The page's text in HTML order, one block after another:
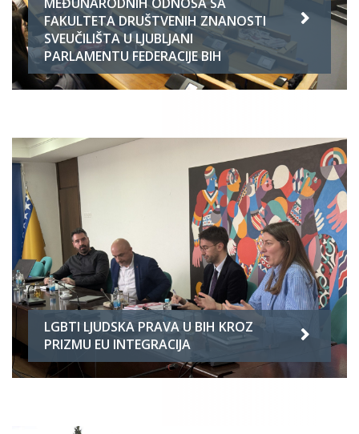
FAKULTETA DRUŠTVENIH ZNANOSTI
SVEUČILIŠTA U LJUBLJANI
PARLAMENTU FEDERACIJE BIH
LGBTI LJUDSKA PRAVA U BIH KROZ
PRIZMU EU INTEGRACIJA